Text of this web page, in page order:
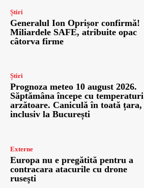
Știri
Generalul Ion Oprișor confirmă!
Miliardele SAFE, atribuite opac
câtorva firme
Știri
Prognoza meteo 10 august 2026.
Săptămâna începe cu temperaturi
arzătoare. Caniculă în toată țara,
inclusiv la București
Externe
Europa nu e pregătită pentru a
contracara atacurile cu drone
ruseşti